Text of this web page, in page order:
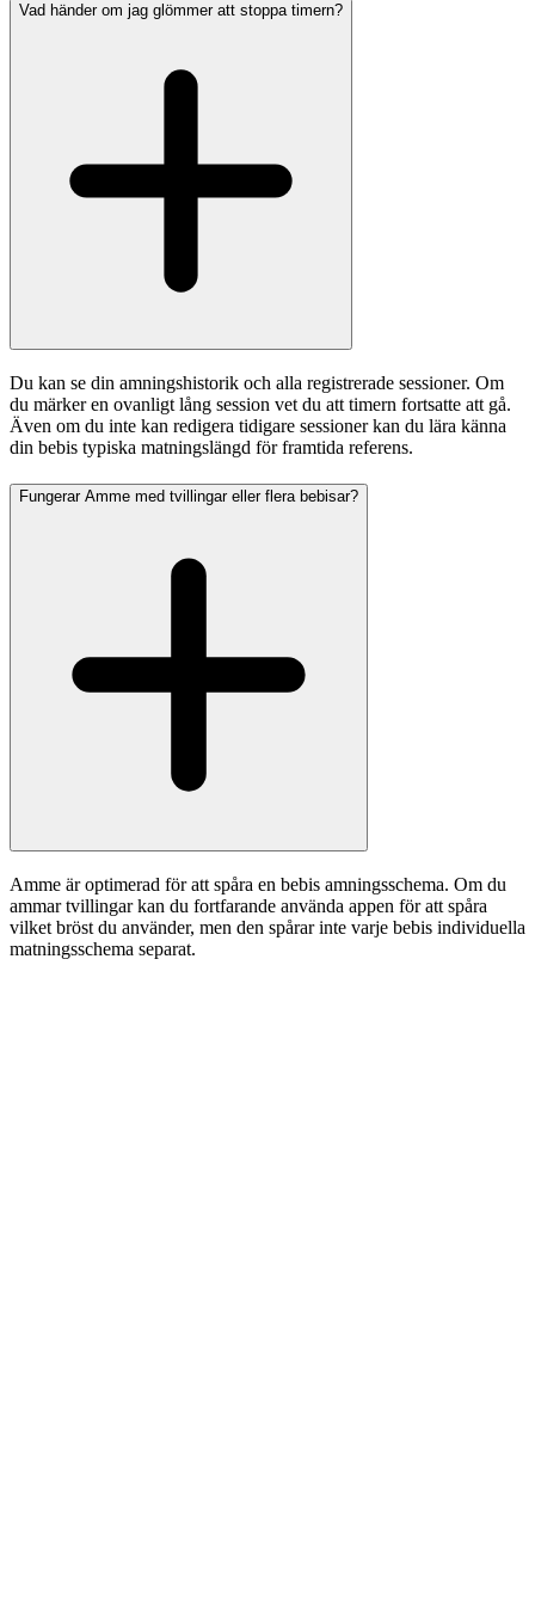
Vad händer om jag glömmer att stoppa timern?
Du kan se din amningshistorik och alla registrerade sessioner. Om
du märker en ovanligt lång session vet du att timern fortsatte att gå.
Även om du inte kan redigera tidigare sessioner kan du lära känna
din bebis typiska matningslängd för framtida referens.
Fungerar Amme med tvillingar eller flera bebisar?
Amme är optimerad för att spåra en bebis amningsschema. Om du
ammar tvillingar kan du fortfarande använda appen för att spåra
vilket bröst du använder, men den spårar inte varje bebis individuella
matningsschema separat.